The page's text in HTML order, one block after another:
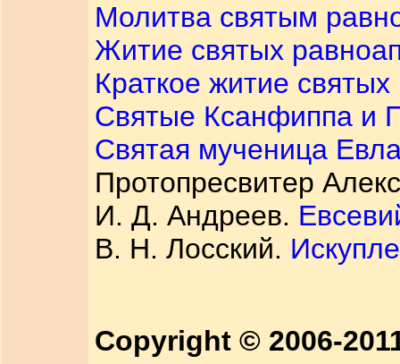
Молитва святым
Житие святых
Краткое житие
Святые Ксанфиппа и
Святая мученица
Протопресвитер
И. Д. Андреев.
В. Н. Лосский.
Copyright © 2006-